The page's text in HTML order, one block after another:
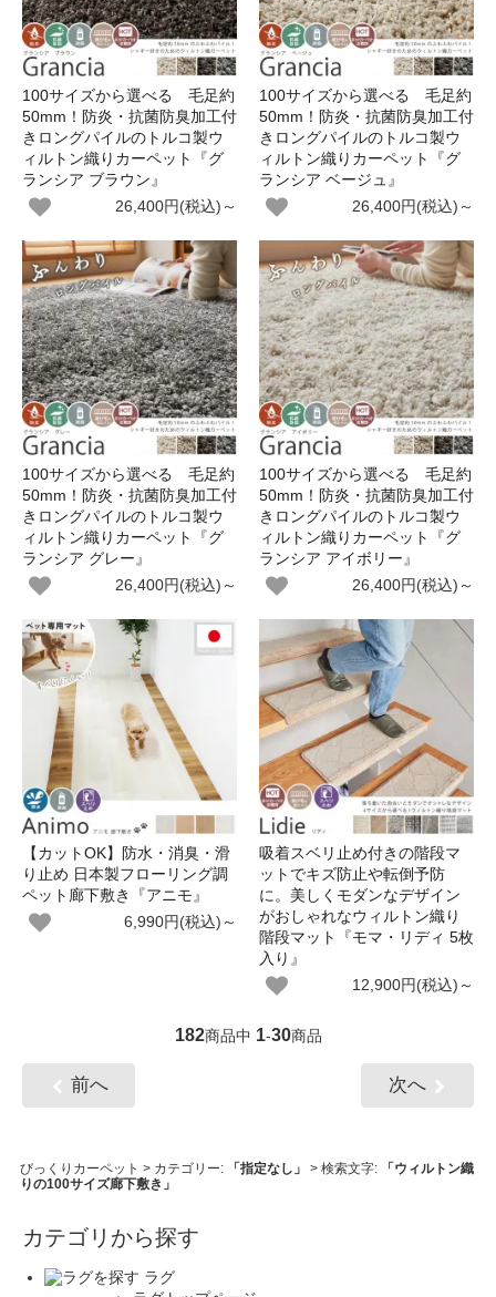
100サイズから選べる 毛足約
50mm！防炎・抗菌防臭加工付
きロングパイルのトルコ製ウ
ィルトン織りカーペット『グ
ランシア ブラウン』
26,400円(税込)～
100サイズから選べる 毛足約
50mm！防炎・抗菌防臭加工付
きロングパイルのトルコ製ウ
ィルトン織りカーペット『グ
ランシア ベージュ』
26,400円(税込)～
100サイズから選べる 毛足約
50mm！防炎・抗菌防臭加工付
きロングパイルのトルコ製ウ
ィルトン織りカーペット『グ
ランシア グレー』
26,400円(税込)～
100サイズから選べる 毛足約
50mm！防炎・抗菌防臭加工付
きロングパイルのトルコ製ウ
ィルトン織りカーペット『グ
ランシア アイボリー』
26,400円(税込)～
【カットOK】防水・消臭・滑
り止め 日本製フローリング調
ペット廊下敷き『アニモ』
6,990円(税込)～
吸着スベリ止め付きの階段マ
ットでキズ防止や転倒予防
に。美しくモダンなデザイン
がおしゃれなウィルトン織り
階段マット『モマ・リディ 5枚
入り』
12,900円(税込)～
182商品中 1-30商品
前へ 次へ
びっくりカーペット > カテゴリー: 「指定なし」 > 検索文字:
「ウィルトン織
りの100サイズ廊下敷き」
カテゴリから探す
ラグ